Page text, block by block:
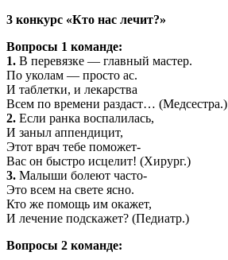
3 конкурс «Кто нас лечит?»
Вопросы 1 команде:
1. В перевязке — главный мастер.
По уколам — просто ас.
И таблетки, и лекарства
Всем по времени раздаст… (Медсестра.)
2. Если ранка воспалилась,
И заныл аппендицит,
Этот врач тебе поможет-
Вас он быстро исцелит! (Хирург.)
3. Малыши болеют часто-
Это всем на свете ясно.
Кто же помощь им окажет,
И лечение подскажет? (Педиатр.)
Вопросы 2 команде: